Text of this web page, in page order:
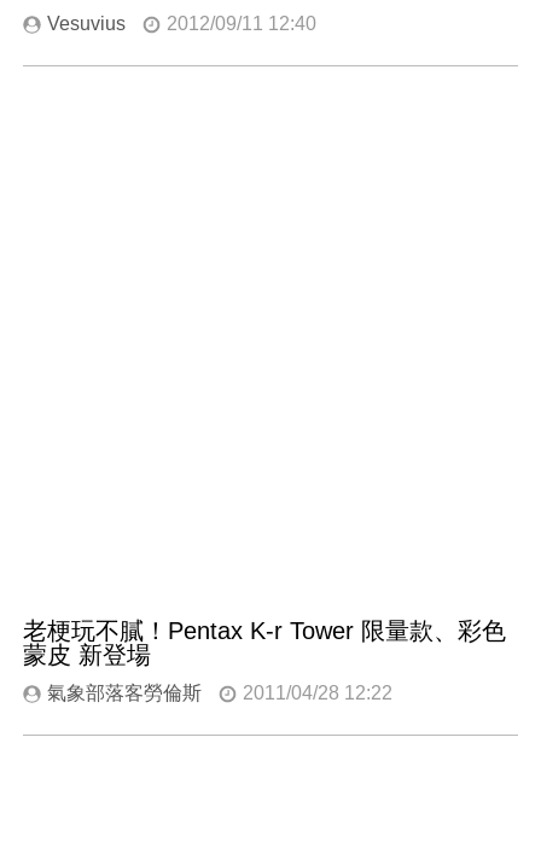
Vesuvius 2012/09/11 12:40
老梗玩不膩！Pentax K-r Tower 限量款、彩色
蒙皮 新登場
氣象部落客勞倫斯 2011/04/28 12:22